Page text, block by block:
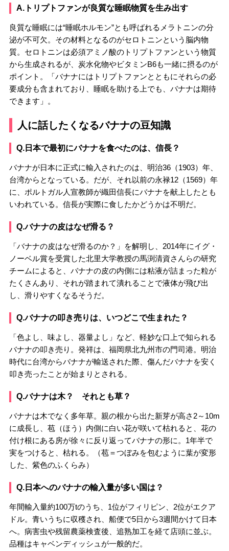
A.トリプトファンが良質な睡眠物質を生み出す
良質な睡眠には“睡眠ホルモン”とも呼ばれるメラトニンの分
泌が不可欠。その材料となるのがセロトニンという脳内物
質。セロトニンは必須アミノ酸のトリプトファンという物質
から生成されるが、炭水化物やビタミンB6も一緒に摂るのが
ポイント。「バナナにはトリプトファンとともにそれらの必
要成分も含まれており、睡眠を助ける上でも、バナナは期待
できます」。
人に話したくなるバナナの豆知識
Q.日本で最初にバナナを食べたのは、信長？
バナナが日本に正式に輸入されたのは、明治36（1903）年、
台湾からとなっている。だが、それ以前の永禄12（1569）年
に、ポルトガル人宣教師が織田信長にバナナを献上したとも
いわれている。信長が実際に食したかどうかは不明だ。
Q.バナナの皮はなぜ滑る？
「バナナの皮はなぜ滑るのか？」を解明し、2014年にイグ・
ノーベル賞を受賞した北里大学教授の馬渕清資さんらの研究
チームによると、バナナの皮の内側には粘液が詰まった粒が
たくさんあり、それが踏まれて潰れることで液体が飛び出
し、滑りやすくなるそうだ。
Q.バナナの叩き売りは、いつどこで生まれた？
「色よし、味よし、器量よし」など、軽妙な口上で知られる
バナナの叩き売り。発祥は、福岡県北九州市の門司港。明治
時代に台湾からバナナが輸送された際、傷んだバナナを安く
叩き売ったことが始まりとされる。
Q.バナナは木？ それとも草？
バナナは木でなく多年草。親の根から出た新芽が高さ2～10m
に成長し、苞（ほう）内側に白い花が咲いて枯れると、花の
付け根にある房が徐々に反り返ってバナナの形に。1年半で
実をつけると、枯れる。（苞＝つぼみを包むように葉が変形
した、紫色のふくらみ）
Q.日本へのバナナの輸入量が多い国は？
年間輸入量約100万tのうち、1位がフィリピン、2位がエクア
ドル。青いうちに収穫され、船便で5日から3週間かけて日本
へ。病害虫や残留農薬検査後、追熟加工を経て店頭に並ぶ。
品種はキャベンディッシュが一般的だ。